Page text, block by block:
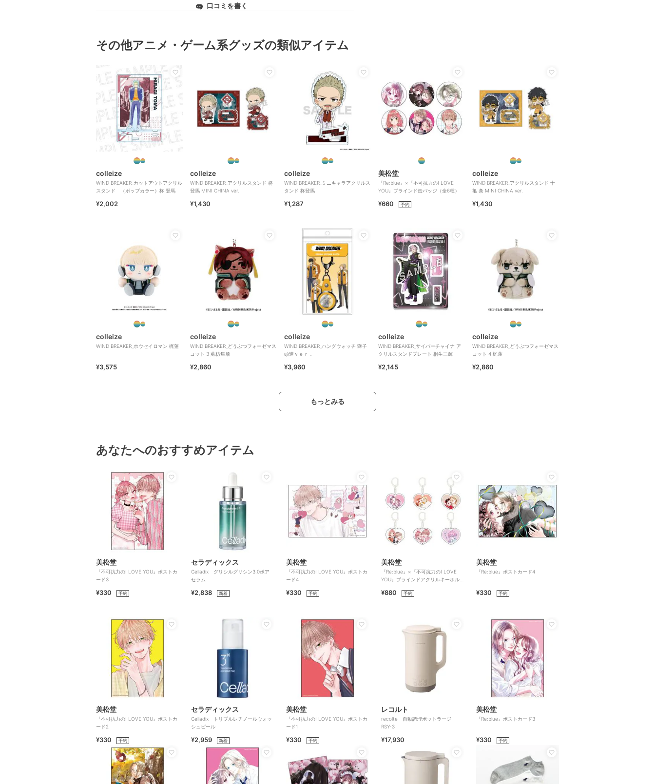
口コミを書く
その他アニメ・ゲーム系グッズの類似アイテム
colleize
WIND BREAKER_カットアウトアクリル
スタンド （ポップカラー）柊 登馬
¥2,002
colleize
WIND BREAKER_アクリルスタンド 柊
登馬 MINI CHINA ver.
¥1,430
colleize
WIND BREAKER_ミニキャラアクリルス
タンド 柊登馬
¥1,287
美松堂
『Re:blue』×『不可抗力のI LOVE
YOU』ブラインド缶バッジ（全6種）
¥660 予約
colleize
WIND BREAKER_アクリルスタンド 十
亀 条 MINI CHINA ver.
¥1,430
colleize
WIND BREAKER_ホウセイロマン 梶蓮
¥3,575
colleize
WIND BREAKER_どうぶつフォーゼマス
コット 3 蘇枋隼飛
¥2,860
colleize
WIND BREAKER_ハングウォッチ 獅子
頭連ｖｅｒ．
¥3,960
colleize
WIND BREAKER_サイバーチャイナ ア
クリルスタンドプレート 桐生三輝
¥2,145
colleize
WIND BREAKER_どうぶつフォーゼマス
コット 4 梶蓮
¥2,860
もっとみる
あなたへのおすすめアイテム
美松堂
『不可抗力のI LOVE YOU』ポストカ
ード3
¥330 予約
セラディックス
Celladix グリシルグリシン3.0ポア
セラム
¥2,838 新着
美松堂
『不可抗力のI LOVE YOU』ポストカ
ード4
¥330 予約
美松堂
『Re:blue』×『不可抗力のI LOVE
YOU』ブラインドアクリルキーホル
¥880 予約
美松堂
『Re:blue』ポストカード4
¥330 予約
美松堂
『不可抗力のI LOVE YOU』ポストカ
ード2
¥330 予約
セラディックス
Celladix トリプルレチノールウォッ
シュピール
¥2,959 新着
美松堂
『不可抗力のI LOVE YOU』ポストカ
ード1
¥330 予約
レコルト
recolte 自動調理ポットラージ
RSY-3
¥17,930
美松堂
『Re:blue』ポストカード3
¥330 予約